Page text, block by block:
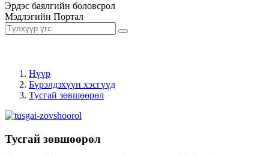
Эрдэс баялгийн боловсрол
Мэдлэгийн Портал
Нүүр
Бүрэлдэхүүн хэсгүүд
Тусгай зөвшөөрөл
Тусгай зөвшөөрөл